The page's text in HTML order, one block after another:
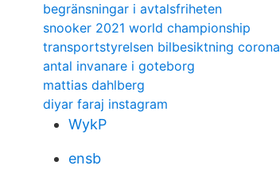
begränsningar i avtalsfriheten
snooker 2021 world championship
transportstyrelsen bilbesiktning corona
antal invanare i goteborg
mattias dahlberg
diyar faraj instagram
WykP
ensb